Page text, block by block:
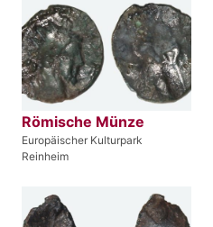
Römische Münze
Europäischer Kulturpark
Reinheim